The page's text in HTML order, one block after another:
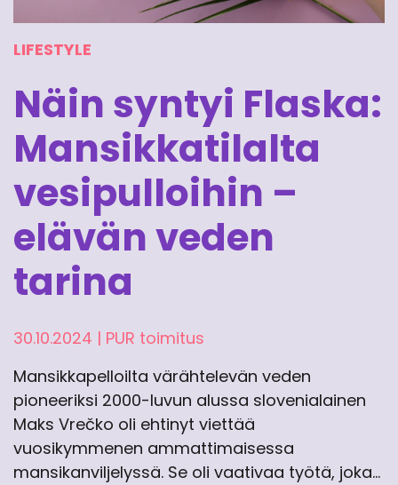
LIFESTYLE
Näin syntyi Flaska:
Mansikkatilalta
vesipulloihin –
elävän veden
tarina
30.10.2024 | PUR toimitus
Mansikkapelloilta värähtelevän veden
pioneeriksi 2000-luvun alussa slovenialainen
Maks Vrečko oli ehtinyt viettää
vuosikymmenen ammattimaisessa
mansikanviljelyssä. Se oli vaativaa työtä, joka…